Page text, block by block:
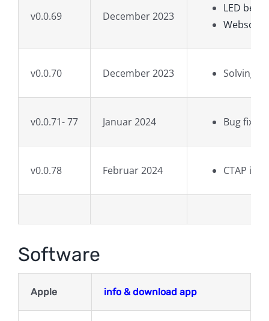
v0.0.69 December 2023
LED
v0.0.70 December 2023 Solving
v0.0.71- 77 Januar 2024 Bug fixing
v0.0.78 Februar 2024 CTAP
Software
Apple info & download app